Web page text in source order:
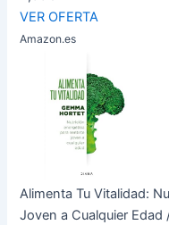
VER OFERTA
Amazon.es
Alimenta Tu Vitalidad:
Joven a Cualquier Edad